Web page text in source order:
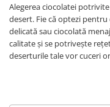
Alegerea ciocolatei
desert. Fie că optezi
delicată sau ciocolată
calitate și se potrivește
deserturile tale vor cuceri